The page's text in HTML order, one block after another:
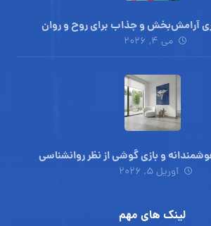
آرامش‌بخش‌ و جذاب‌ برای روح و روان
می ۴, ۲۰۲۶
و بازی گوشی از نظر روانشناسی
آوریل ۵, ۲۰۲۶
لینک های مهم